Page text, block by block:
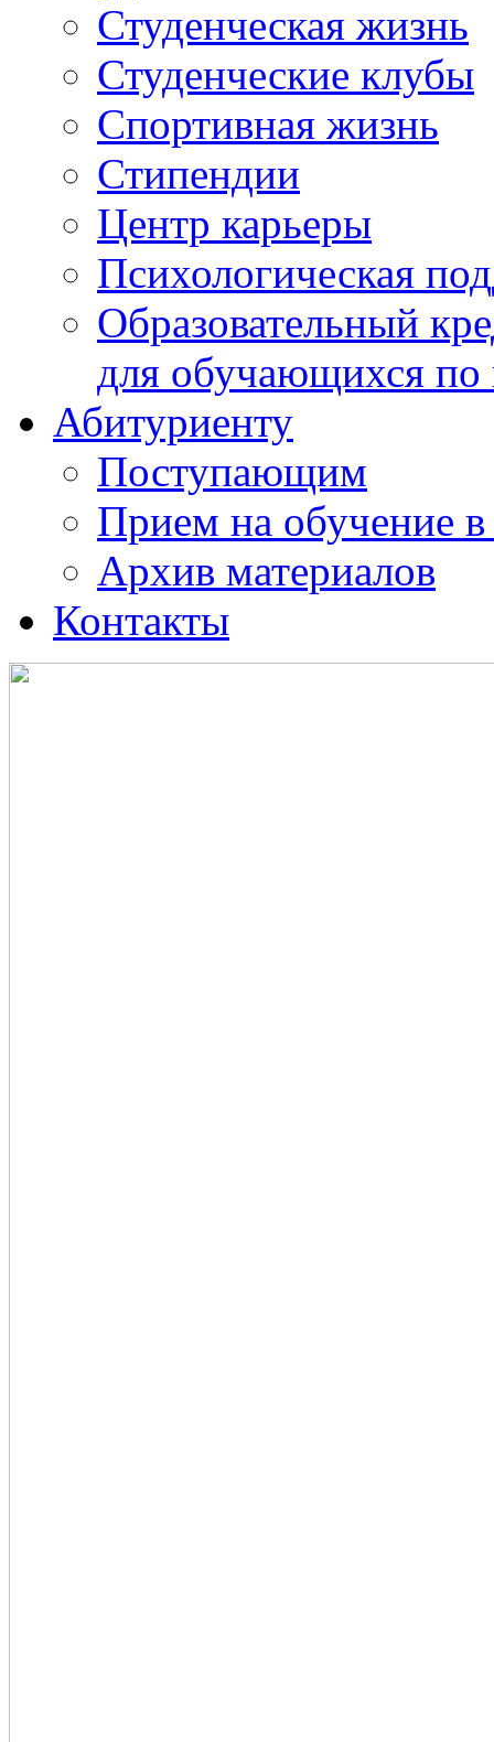
Студенческая жизнь
Студенческие клубы
Спортивная жизнь
Стипендии
Центр карьеры
Психологическая
Образовательный
для обучающихся
Абитуриенту
Поступающим
Прием на обучение в
Архив материалов
Контакты